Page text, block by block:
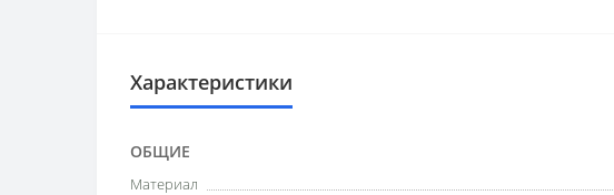
Характеристики
ОБЩИЕ
Материал